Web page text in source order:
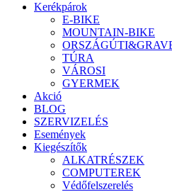
Kerékpárok
E-BIKE
MOUNTAIN-BIKE
TÚRA
VÁROSI
GYERMEK
Akció
BLOG
SZERVIZELÉS
Események
Kiegészítők
ALKATRÉSZEK
COMPUTEREK
Védőfelszerelés